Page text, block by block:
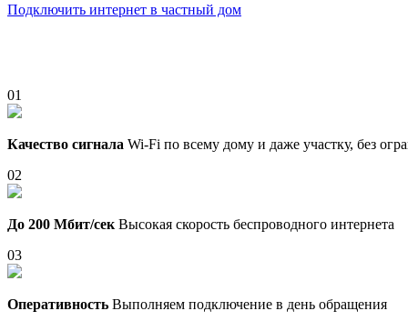
Подключить интернет в частный дом
01
Качество сигнала Wi-Fi по всему дому и даже участку, без
02
До 200 Мбит/сек Высокая скорость беспроводного интернета
03
Оперативность Выполняем подключение в день обращения